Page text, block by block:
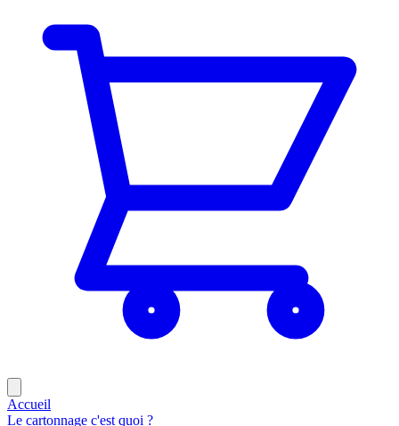
Accueil
Le cartonnage c'est quoi ?